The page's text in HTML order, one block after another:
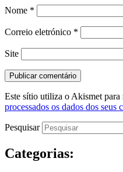
Nome *
Correio eletrónico *
Site
Este sítio utiliza o Akismet para
processados os dados dos seus
Pesquisar
Categorias: